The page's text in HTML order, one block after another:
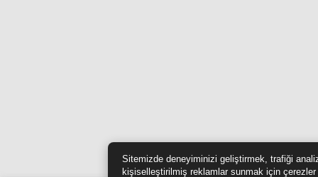
Sitemizde deneyiminizi geliştirmek, trafiği
kişiselleştirilmiş reklamlar sunmak için